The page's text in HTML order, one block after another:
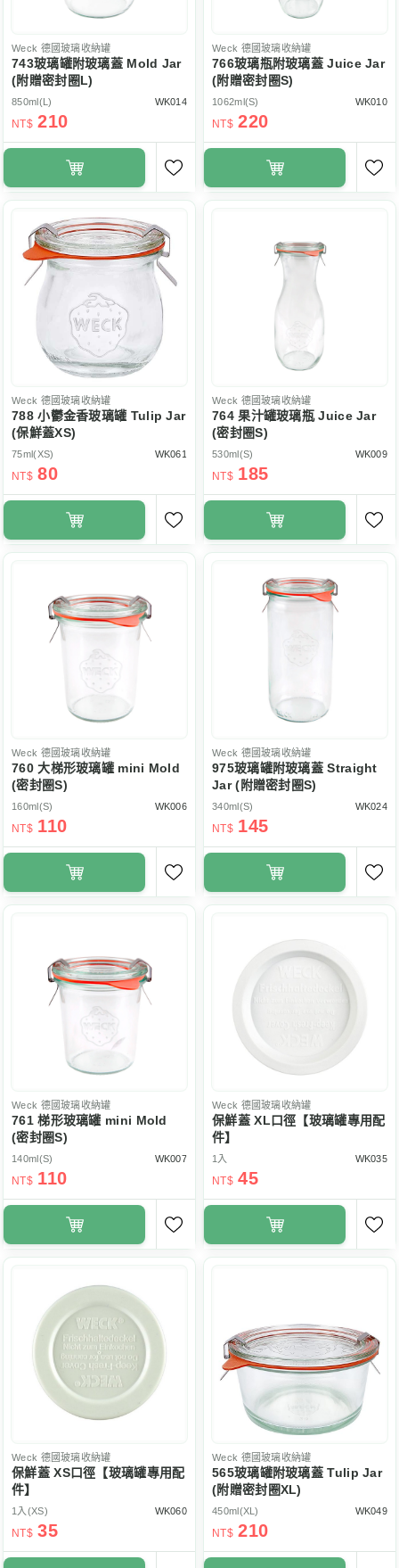
Weck 德國玻璃收納罐
743玻璃罐附玻璃蓋 Mold Jar
(附贈密封圈L)
850ml(L) WK014
NT$ 210
Weck 德國玻璃收納罐
766玻璃瓶附玻璃蓋 Juice Jar
(附贈密封圈S)
1062ml(S) WK010
NT$ 220
Weck 德國玻璃收納罐
788 小鬱金香玻璃罐 Tulip Jar
(保鮮蓋XS)
75ml(XS) WK061
NT$ 80
Weck 德國玻璃收納罐
764 果汁罐玻璃瓶 Juice Jar
(密封圈S)
530ml(S) WK009
NT$ 185
Weck 德國玻璃收納罐
760 大梯形玻璃罐 mini Mold
(密封圈S)
160ml(S) WK006
NT$ 110
Weck 德國玻璃收納罐
975玻璃罐附玻璃蓋 Straight
Jar (附贈密封圈S)
340ml(S) WK024
NT$ 145
Weck 德國玻璃收納罐
761 梯形玻璃罐 mini Mold
(密封圈S)
140ml(S) WK007
NT$ 110
Weck 德國玻璃收納罐
保鮮蓋 XL口徑【玻璃罐專用配
件】
1入 WK035
NT$ 45
Weck 德國玻璃收納罐
保鮮蓋 XS口徑【玻璃罐專用配
件】
1入(XS) WK060
NT$ 35
Weck 德國玻璃收納罐
565玻璃罐附玻璃蓋 Tulip Jar
(附贈密封圈XL)
450ml(XL) WK049
NT$ 210